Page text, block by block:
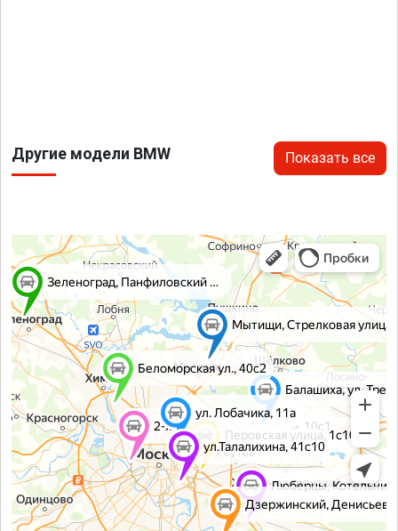
Другие модели BMW Показать все